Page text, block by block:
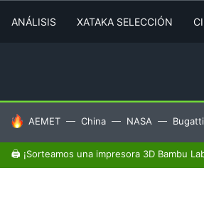
ANÁLISIS XATAKA SELECCIÓN
HOY SE HABLA DE
AEMET China NASA Bugatti
🖨️ ¡Sorteamos una impresora 3D Bambu